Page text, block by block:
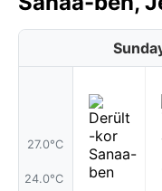
27.0°C
24.0°C